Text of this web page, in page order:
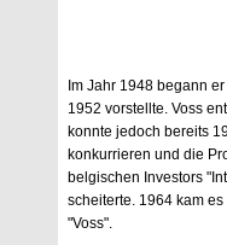
Im Jahr 1948 begann
1952 vorstellte. Voss
konnte jedoch bereits
konkurrieren und die
belgischen Investors
scheiterte. 1964 kam
"Voss".